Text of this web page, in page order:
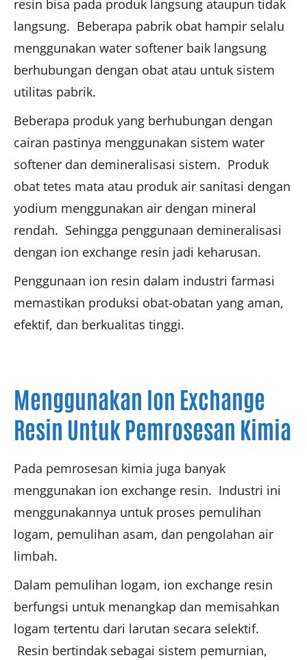
resin bisa pada produk langsung ataupun tidak
langsung. Beberapa pabrik obat hampir selalu
menggunakan water softener baik langsung
berhubungan dengan obat atau untuk sistem
utilitas pabrik.
Beberapa produk yang berhubungan dengan
cairan pastinya menggunakan sistem water
softener dan demineralisasi sistem. Produk
obat tetes mata atau produk air sanitasi dengan
yodium menggunakan air dengan mineral
rendah. Sehingga penggunaan demineralisasi
dengan ion exchange resin jadi keharusan.
Penggunaan ion resin dalam industri farmasi
memastikan produksi obat-obatan yang aman,
efektif, dan berkualitas tinggi.
Menggunakan Ion Exchange
Resin Untuk Pemrosesan Kimia
Pada pemrosesan kimia juga banyak
menggunakan ion exchange resin. Industri ini
menggunakannya untuk proses pemulihan
logam, pemulihan asam, dan pengolahan air
limbah.
Dalam pemulihan logam, ion exchange resin
berfungsi untuk menangkap dan memisahkan
logam tertentu dari larutan secara selektif.
Resin bertindak sebagai sistem pemurnian,